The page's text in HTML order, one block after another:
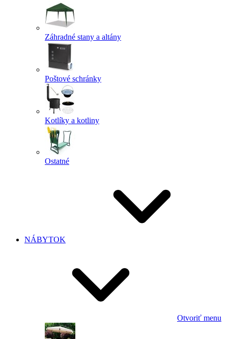
Záhradné stany a altány
Poštové schránky
Kotlíky a kotliny
Ostatné
NÁBYTOK
Otvoriť menu